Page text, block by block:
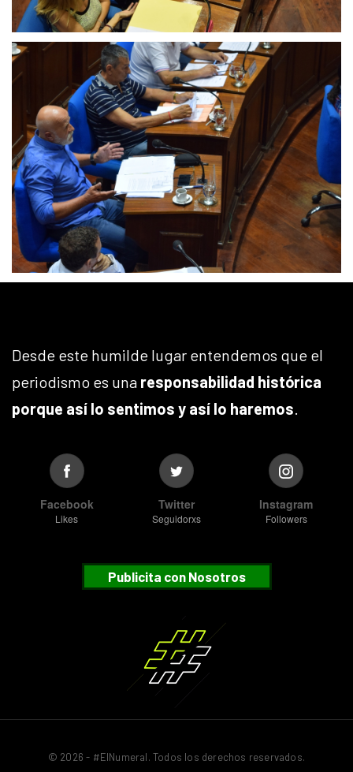
Desde este humilde lugar entendemos que el
periodismo es una responsabilidad histórica
porque así lo sentimos y así lo haremos
Facebook
Likes
Twitter
Seguidorxs
Instagram
Followers
Publicita con Nosotros
© 2026 - #ElNumeral. Todos los derechos reservados.